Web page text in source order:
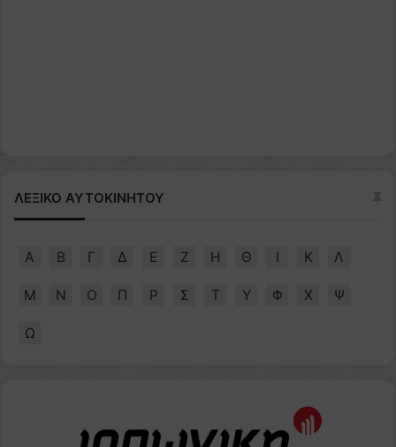
ΛΕΞΙΚΟ ΑΥΤΟΚΙΝΗΤΟΥ
Α Β Γ Δ Ε Ζ Η Θ Ι Κ Λ
Μ Ν Ο Π Ρ Σ Τ Υ Φ Χ Ψ
Ω